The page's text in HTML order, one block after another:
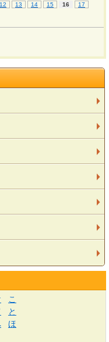
12 13 14 15 16
17
こ
と
ほ